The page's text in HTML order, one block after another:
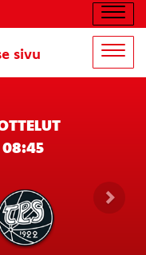
sivu
08:45